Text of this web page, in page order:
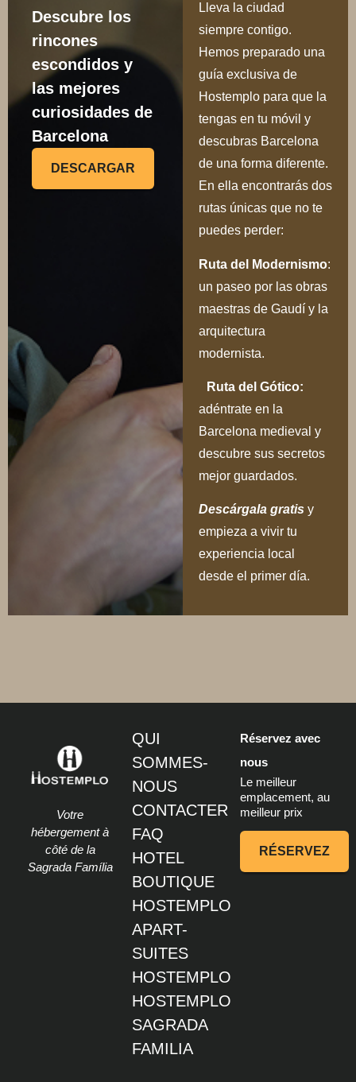
Descubre los
rincones
escondidos y
las mejores
curiosidades de
Barcelona
DESCARGAR
Lleva la ciudad
siempre contigo.
Hemos preparado una
guía exclusiva de
Hostemplo para que la
tengas en tu móvil y
descubras Barcelona
de una forma diferente.
En ella encontrarás dos
rutas únicas que no te
puedes perder:
Ruta del Modernismo:
un paseo por las obras
maestras de Gaudí y la
arquitectura
modernista.
Ruta del Gótico:
adéntrate en la
Barcelona medieval y
descubre sus secretos
mejor guardados.
Descárgala gratis y
empieza a vivir tu
experiencia local
desde el primer día.
Votre
hébergement à
côté de la
Sagrada Família
QUI
SOMMES-
NOUS
CONTACTER
FAQ
HOTEL
BOUTIQUE
HOSTEMPLO
APART-
SUITES
HOSTEMPLO
HOSTEMPLO
SAGRADA
FAMILIA
Réservez avec
nous
Le meilleur
emplacement, au
meilleur prix
RÉSERVEZ